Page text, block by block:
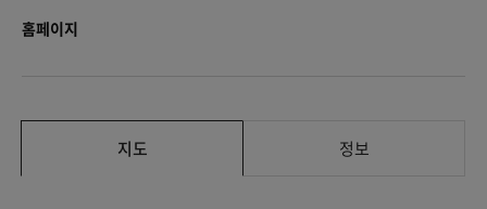
홈페이지
지도 정보